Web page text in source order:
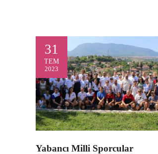
31
TEM
2023
Yabancı Milli Sporcular